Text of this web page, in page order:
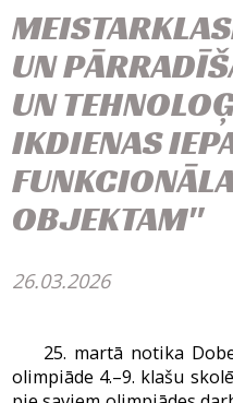
UN
UN
IKDIENAS
OBJEKTAM"
26.03.2026
25. martā notika
olimpiāde 4.–9. klašu